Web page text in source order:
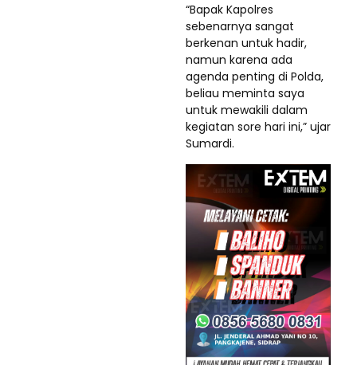
“Bapak Kapolres
sebenarnya sangat
berkenan untuk hadir,
namun karena ada
agenda penting di Polda,
beliau meminta saya
untuk mewakili dalam
kegiatan sore hari ini,” ujar
Sumardi.